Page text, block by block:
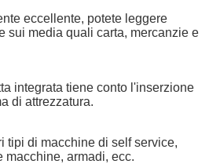
eccellente, potete leggere
sui media quali carta, mercanzie e
integrata tiene conto l'inserzione
di attrezzatura.
tipi di macchine di self service,
macchine, armadi, ecc.